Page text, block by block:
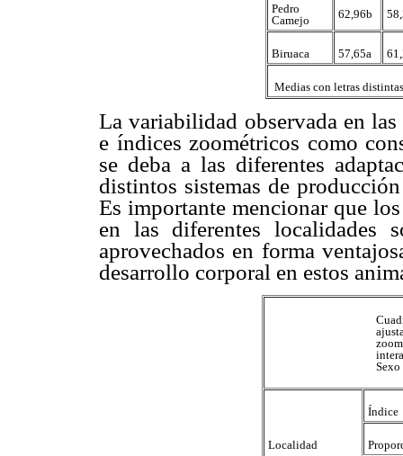
Pedro
Camejo
62,96b
Biruaca 57,65a
 Medias con letras
La variabilidad observada en
e índices zoométricos como
se deba a las diferentes
distintos sistemas de
Es importante mencionar que
en las diferentes localidades
aprovechados en forma
desarrollo corporal en estos
Sexo
Localidad
Índice